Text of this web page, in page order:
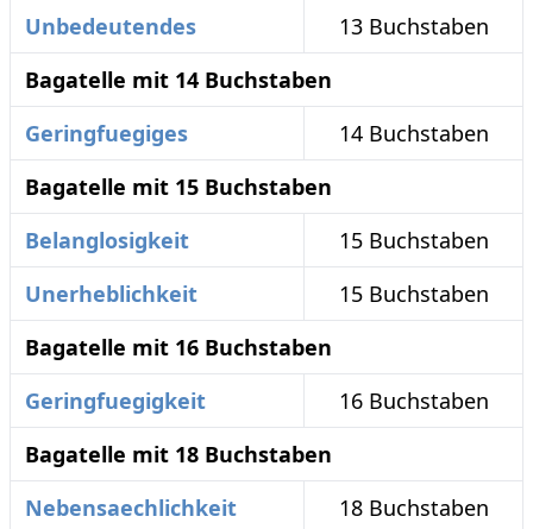
Unbedeutendes
13 Buchstaben
Bagatelle mit 14 Buchstaben
Geringfuegiges
14 Buchstaben
Bagatelle mit 15 Buchstaben
Belanglosigkeit
15 Buchstaben
Unerheblichkeit
15 Buchstaben
Bagatelle mit 16 Buchstaben
Geringfuegigkeit
16 Buchstaben
Bagatelle mit 18 Buchstaben
Nebensaechlichkeit
18 Buchstaben